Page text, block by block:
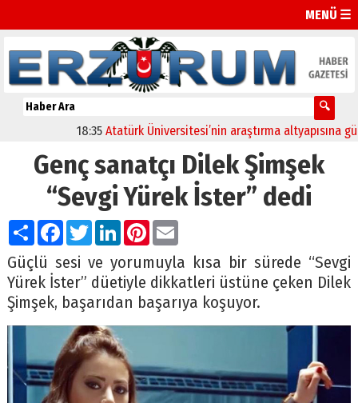
MENÜ ☰
Atatürk Üniversitesi’nin araştırma altyapısına güçlü
Genç sanatçı Dilek Şimşek
“Sevgi Yürek İster” dedi
PaylaşFacebook
TwitterLinkedIn
Pinterest
Email
Güçlü sesi ve yorumuyla kısa bir sürede “Sevgi
Yürek İster” düetiyle dikkatleri üstüne çeken Dilek
Şimşek, başarıdan başarıya koşuyor.